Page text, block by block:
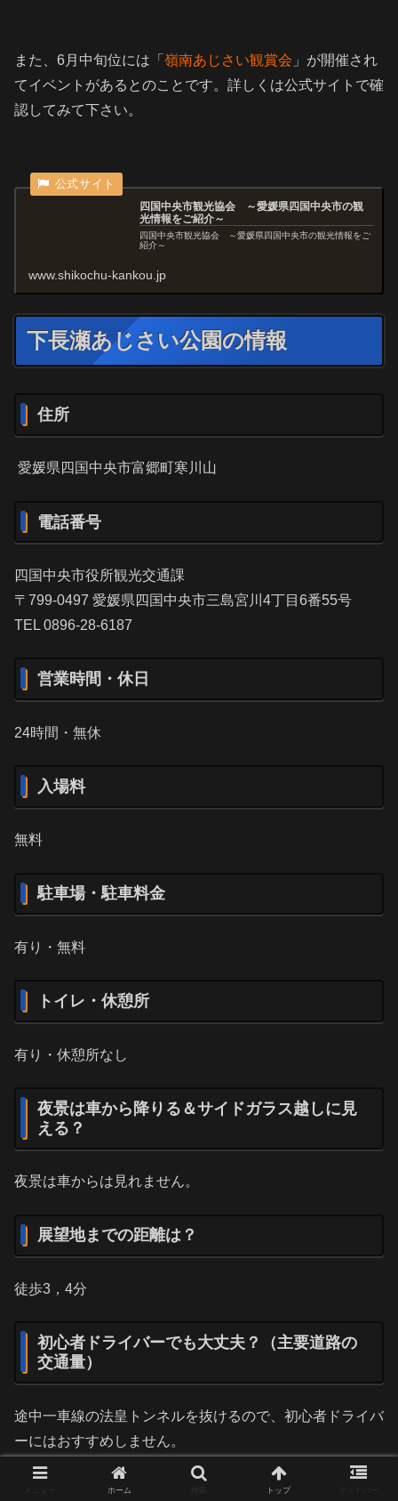
また、6月中旬位には「 嶺南あじさい観賞会 」が開催され
てイベントがあるとのことです。詳しくは公式サイトで確
認してみて下さい。
四国中央市観光協会 ～愛媛県四国中央市の観
光情報をご紹介～
四国中央市観光協会 ～愛媛県四国中央市の観光情報をご
紹介～
www.shikochu-kankou.jp
下長瀬あじさい公園の情報
住所
愛媛県四国中央市富郷町寒川山
電話番号
四国中央市役所観光交通課
〒799-0497 愛媛県四国中央市三島宮川4丁目6番55号
TEL 0896-28-6187
営業時間・休日
24時間・無休
入場料
無料
駐車場・駐車料金
有り・無料
トイレ・休憩所
有り・休憩所なし
夜景は車から降りる＆サイドガラス越しに見
える？
夜景は車からは見れません。
展望地までの距離は？
徒歩3，4分
初心者ドライバーでも大丈夫？（主要道路の
交通量）
途中一車線の法皇トンネルを抜けるので、初心者ドライバ
ーにはおすすめしません。
バリアフリー情報
ホーム トップ